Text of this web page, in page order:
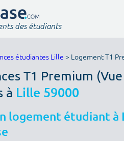
des étudiants
étudiantes Lille > Logement T1
T1 Premium
à Lille 59000
logement étudiant à